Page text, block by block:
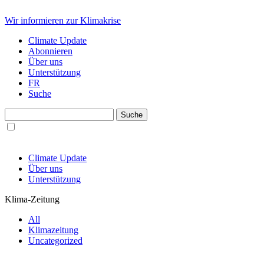
Wir informieren zur Klimakrise
Climate Update
Abonnieren
Über uns
Unterstützung
FR
Suche
Climate Update
Über uns
Unterstützung
Klima-Zeitung
All
Klimazeitung
Uncategorized